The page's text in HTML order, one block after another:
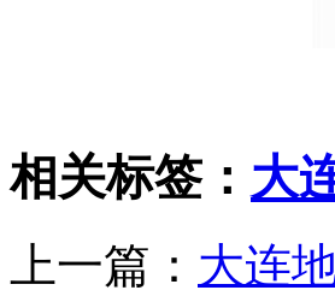
相关标签： 大
上一篇： 大连